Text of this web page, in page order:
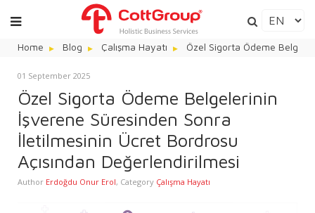
Home Blog Çalışma Hayatı Özel Sigorta Ödeme
01 September 2025
Özel Sigorta Ödeme Belgelerinin
İşverene Süresinden Sonra
İletilmesinin Ücret Bordrosu
Açısından Değerlendirilmesi
Author Erdoğdu Onur Erol, Category Çalışma Hayatı